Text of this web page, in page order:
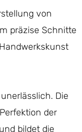
von
präzise Schnitte
Die
der
bildet die